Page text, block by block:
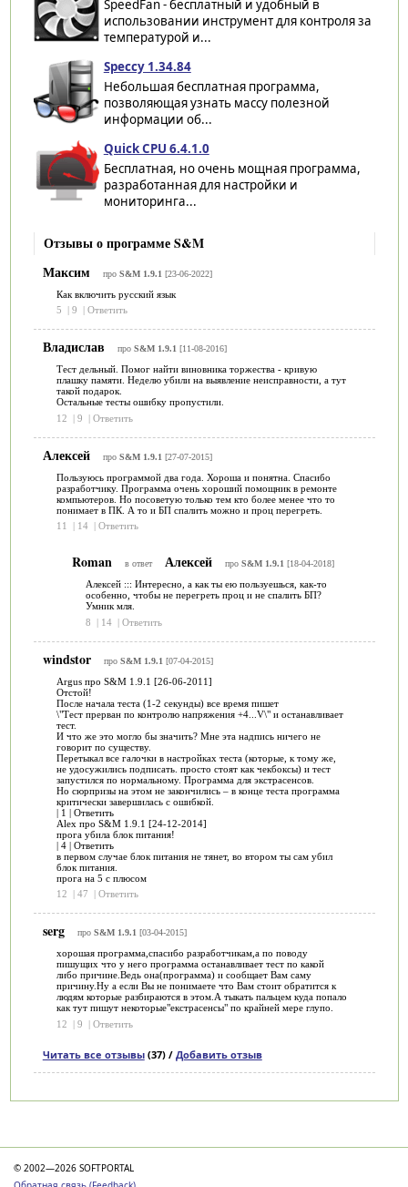
SpeedFan - бесплатный и удобный в
использовании инструмент для контроля за
температурой и...
Speccy 1.34.84
Небольшая бесплатная программа,
позволяющая узнать массу полезной
информации об...
Quick CPU 6.4.1.0
Бесплатная, но очень мощная программа,
разработанная для настройки и
мониторинга...
Отзывы о программе S&M
Максим
про S&M 1.9.1 [23-06-2022]
Как включить русский язык
5
9 Ответить
Владислав про S&M 1.9.1[11-08-2016]
Тест дельный. Помог найти виновника торжества - кривую
плашку памяти. Неделю убили на выявление неисправности, а тут
такой подарок.
Остальные тесты ошибку пропустили.
12
| 9 | Ответить
Алексей про S&M 1.9.1 [27-07-2015]
Пользуюсь программой два года. Хороша и понятна. Спасибо
разработчику. Программа очень хороший помощник в ремонте
компьютеров. Но посоветую только тем кто более менее что то
понимает в ПК. А то и БП спалить можно и проц перегреть.
11
14 Ответить
Roman в ответ Алексей про S&M 1.9.1[18-04-2018]
Алексей ::: Интересно, а как ты ею пользуешься, как-то
особенно, чтобы не перегреть проц и не спалить БП?
Умник мля.
8
| 14 | Ответить
windstor про S&M 1.9.1 [07-04-2015]
Argus про S&M 1.9.1 [26-06-2011]
Отстой!
После начала теста (1-2 секунды) все время пишет
\"Тест прерван по контролю напряжения +4...V\" и останавливает
тест.
И что же это могло бы значить? Мне эта надпись ничего не
говорит по существу.
Перетыкал все галочки в настройках теста (которые, к тому же,
не удосужились подписать. просто стоят как чекбоксы) и тест
запустился по нормальному. Программа для экстрасенсов.
Но сюрпризы на этом не закончились – в конце теста программа
критически завершилась с ошибкой.
| 1 | Ответить
Alex про S&M 1.9.1 [24-12-2014]
прога убила блок питания!
| 4 | Ответить
в первом случае блок питания не тянет, во втором ты сам убил
блок питания.
прога на 5 с плюсом
12
47 Ответить
serg про S&M 1.9.1[03-04-2015]
хорошая программа,спасибо разработчикам,а по поводу
пишущих что у него программа останавливает тест по какой
либо причине.Ведь она(программа) и сообщает Вам саму
причину.Ну а если Вы не понимаете что Вам стоит обратится к
людям которые разбираются в этом.А тыкать пальцем куда попало
как тут пишут некоторые"екстрасенсы" по крайней мере глупо.
12
| 9 | Ответить
Читать все отзывы(37) / Добавить отзыв
© 2002—2026 SOFTPORTAL